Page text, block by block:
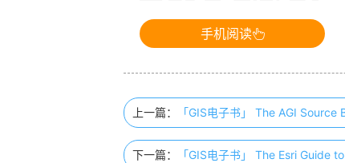
手机阅读
上一篇： 「GIS电子书」 The AGI Source
下一篇： 「GIS电子书」 The Esri Guide